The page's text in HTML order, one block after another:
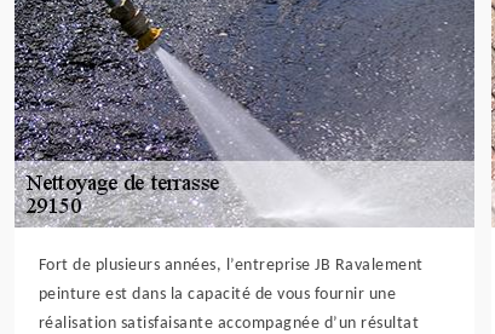
Fort de plusieurs années, l’entreprise JB Ravalement
peinture est dans la capacité de vous fournir une
réalisation satisfaisante accompagnée d’un résultat